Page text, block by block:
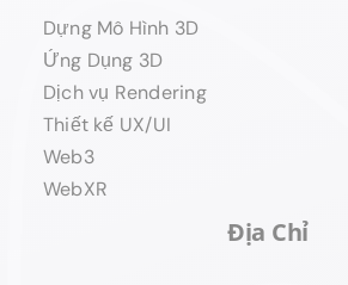
Dựng Mô Hình 3D
Ứng Dụng 3D
Dịch vụ Rendering
Thiết kế UX/UI
Web3
WebXR
Địa Chỉ